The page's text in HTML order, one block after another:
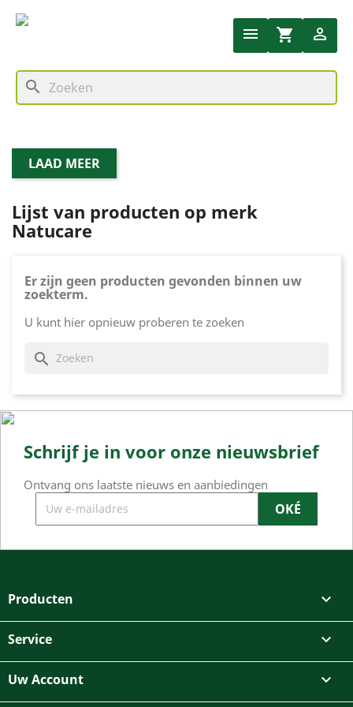
 shopping_cart 
search
LAAD MEER
Lijst van producten op merk
Natucare
Er zijn geen producten gevonden binnen uw
zoekterm.
U kunt hier opnieuw proberen te zoeken
search
Schrijf je in voor onze nieuwsbrief
Ontvang ons laatste nieuws en aanbiedingen
Producten 
Service 
Uw Account 